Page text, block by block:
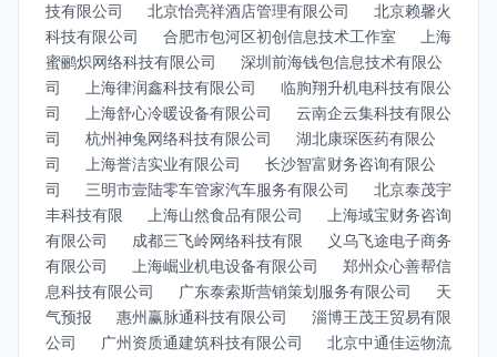
技有限公司
北京怡亮祥酒店管理有限公司
北京赖馨火
科技有限公司
合肥市包河区初创信息技术工作室
上海
蜜鹂炽网络科技有限公司
深圳前海钱包信息技术有限公
司
上海律润鑫科技有限公司
临朐翔升机电科技有限公
司
上海舒心冷暖设备有限公司
云南企云集科技有限公
司
杭州神兔网络科技有限公司
湖北康琛医药有限公
司
上海誉洁实业有限公司
长沙智富财务咨询有限公
司
三明市壹陆零车管家汽车服务有限公司
北京泰茂宇
丰科技有限
上海山然食品有限公司
上海域宝财务咨询
有限公司
成都三飞岭网络科技有限
义乌飞途电子商务
有限公司
上海崛业机电设备有限公司
郑州众心善帮信
息科技有限公司
广东泰索斯营销策划服务有限公司
天
气预报
惠州赢脉通科技有限公司
淄博王茂王贸易有限
公司
广州资质通建筑科技有限公司
北京中通佳运物流